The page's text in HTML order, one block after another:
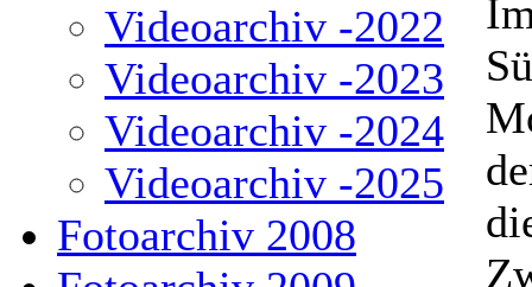
Videoarchiv -2022
Videoarchiv -2023
Videoarchiv -2024
Videoarchiv -2025
Fotoarchiv 2008